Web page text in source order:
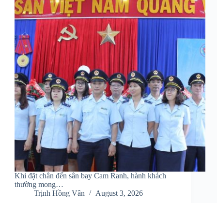
Khi đặt chân đến sân bay Cam Ranh, hành khách
thường mong…
Trịnh Hồng Vân
August 3, 2026